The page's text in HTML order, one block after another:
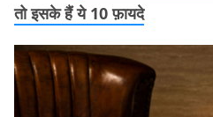
तो इसके हैं ये 10 फ़ायदे